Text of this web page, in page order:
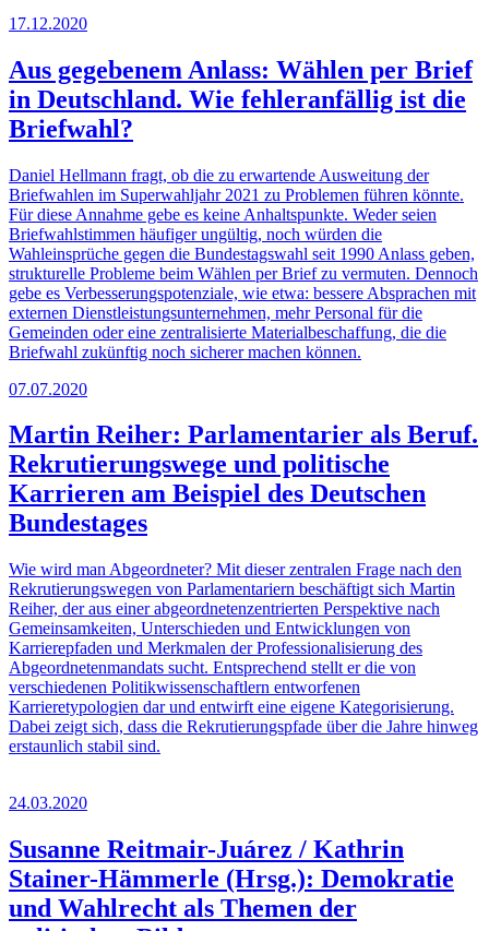
17.12.2020
Aus gegebenem Anlass: Wählen per Brief
in Deutschland. Wie fehleranfällig ist die
Briefwahl?
Daniel Hellmann fragt, ob die zu erwartende Ausweitung der
Briefwahlen im Superwahljahr 2021 zu Problemen führen könnte.
Für diese Annahme gebe es keine Anhaltspunkte. Weder seien
Briefwahlstimmen häufiger ungültig, noch würden die
Wahleinsprüche gegen die Bundestagswahl seit 1990 Anlass geben,
strukturelle Probleme beim Wählen per Brief zu vermuten. Dennoch
gebe es Verbesserungspotenziale, wie etwa: bessere Absprachen mit
externen Dienstleistungsunternehmen, mehr Personal für die
Gemeinden oder eine zentralisierte Materialbeschaffung, die die
Briefwahl zukünftig noch sicherer machen können.
07.07.2020
Martin Reiher: Parlamentarier als Beruf.
Rekrutierungswege und politische
Karrieren am Beispiel des Deutschen
Bundestages
Wie wird man Abgeordneter? Mit dieser zentralen Frage nach den
Rekrutierungswegen von Parlamentariern beschäftigt sich Martin
Reiher, der aus einer abgeordnetenzentrierten Perspektive nach
Gemeinsamkeiten, Unterschieden und Entwicklungen von
Karrierepfaden und Merkmalen der Professionalisierung des
Abgeordnetenmandats sucht. Entsprechend stellt er die von
verschiedenen Politikwissenschaftlern entworfenen
Karrieretypologien dar und entwirft eine eigene Kategorisierung.
Dabei zeigt sich, dass die Rekrutierungspfade über die Jahre hinweg
erstaunlich stabil sind.
24.03.2020
Susanne Reitmair-Juárez / Kathrin
Stainer-Hämmerle (Hrsg.): Demokratie
und Wahlrecht als Themen der